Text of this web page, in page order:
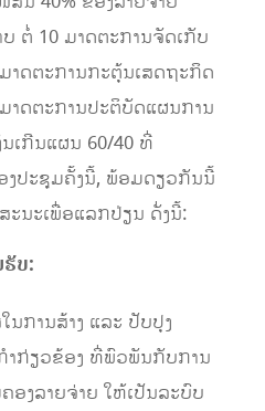
ຕໍ່ 10 ມາດ​ຕະການ​ຈັດ​ເກັບ​
າດຕະການກະ​ຕຸ້ນ​ເສດຖະກິດ​
າດ​ຕະການ​ປະຕິບັດ​ແຜນການ​
ນ​ເກີນ​ແຜນ 60/40 ທີ່​
ງປະຊຸມຄັ້ງນີ້, ພ້ອມດຽວກັນນີ້
ນະເພື່ອແລກປ່ຽນ ດັ່ງນີ້:
ບ:
ນການສ້າງ ແລະ ປັບປຸງ
ກ່ຽວຂ້ອງ ທີ່ພົວພັນກັບການ
ອງລາຍຈ່າຍ ໃຫ້ເປັນລະບົບ